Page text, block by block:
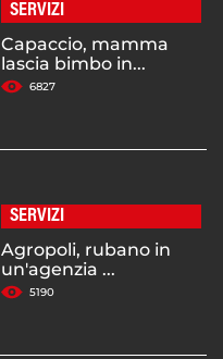
SERVIZI
Capaccio, mamma
lascia bimbo in...
6827
SERVIZI
Agropoli, rubano in
un'agenzia ...
5190